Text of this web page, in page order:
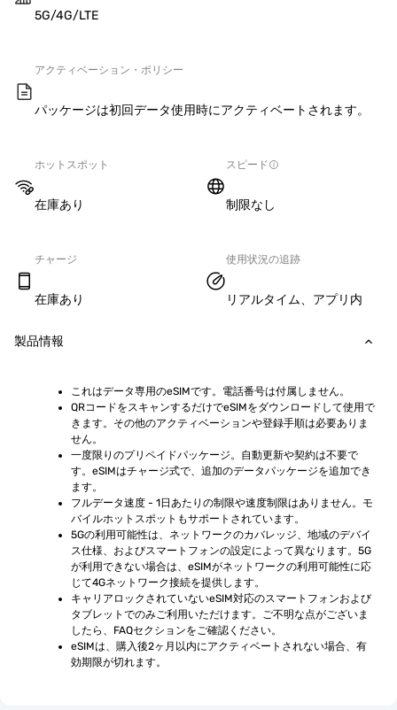
5G/4G/LTE
アクティベーション・ポリシー
パッケージは初回データ使用時にアクティベートされます。
ホットスポット
在庫あり
スピード
制限なし
チャージ
在庫あり
使用状況の追跡
リアルタイム、アプリ内
製品情報
これはデータ専用のeSIMです。電話番号は付属しません。
QRコードをスキャンするだけでeSIMをダウンロードして使用で
きます。その他のアクティベーションや登録手順は必要ありま
せん。
一度限りのプリペイドパッケージ。自動更新や契約は不要で
す。eSIMはチャージ式で、追加のデータパッケージを追加でき
ます。
フルデータ速度 - 1日あたりの制限や速度制限はありません。モ
バイルホットスポットもサポートされています。
5Gの利用可能性は、ネットワークのカバレッジ、地域のデバイ
ス仕様、およびスマートフォンの設定によって異なります。5G
が利用できない場合は、eSIMがネットワークの利用可能性に応
じて4Gネットワーク接続を提供します。
キャリアロックされていないeSIM対応のスマートフォンおよび
タブレットでのみご利用いただけます。ご不明な点がございま
したら、FAQセクションをご確認ください。
eSIMは、購入後2ヶ月以内にアクティベートされない場合、有
効期限が切れます。